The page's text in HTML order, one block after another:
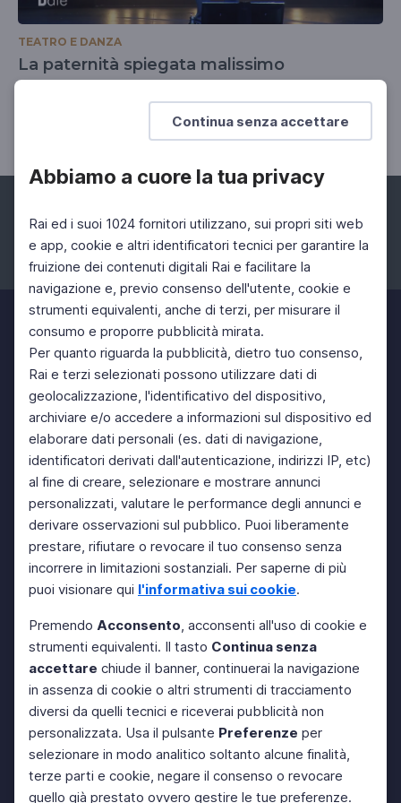
Continua senza accettare
Abbiamo a cuore la tua privacy
Rai ed i suoi 1024 fornitori utilizzano, sui propri siti web
e app, cookie e altri identificatori tecnici per garantire la
fruizione dei contenuti digitali Rai e facilitare la
navigazione e, previo consenso dell'utente, cookie e
strumenti equivalenti, anche di terzi, per misurare il
consumo e proporre pubblicità mirata.
Per quanto riguarda la pubblicità, dietro tuo consenso,
Rai e terzi selezionati possono utilizzare dati di
geolocalizzazione, l'identificativo del dispositivo,
archiviare e/o accedere a informazioni sul dispositivo ed
elaborare dati personali (es. dati di navigazione,
identificatori derivati dall'autenticazione, indirizzi IP, etc)
al fine di creare, selezionare e mostrare annunci
personalizzati, valutare le performance degli annunci e
derivare osservazioni sul pubblico. Puoi liberamente
prestare, rifiutare o revocare il tuo consenso senza
incorrere in limitazioni sostanziali. Per saperne di più
puoi visionare qui l'informativa sui cookie.
Premendo Acconsento, acconsenti all'uso di cookie e
strumenti equivalenti. Il tasto Continua senza
accettare chiude il banner, continuerai la navigazione
in assenza di cookie o altri strumenti di tracciamento
diversi da quelli tecnici e riceverai pubblicità non
personalizzata. Usa il pulsante Preferenze per
selezionare in modo analitico soltanto alcune finalità,
terze parti e cookie, negare il consenso o revocare
quello già prestato ovvero gestire le tue preferenze.
TEATRO E DANZA
La paternità spiegata malissimo
Facebook Instagram Twitter